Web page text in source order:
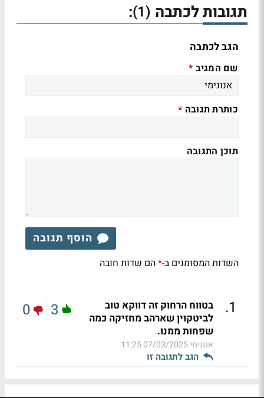
תגובות לכתבה (1)
:
הגב לכתבה
שם המגיב *
כותרת תגובה *
תוכן התגובה
הוסף תגובה
השדות המסומנים ב-*הם שדות חובה
1
.
בטווח הרחוק זה דווקא טוב
לביטקוין שארהב מחזיקה כמה
שפחות ממנו.
אנונימי07/03/2025 11:25
הגב לתגובה זו
3
0